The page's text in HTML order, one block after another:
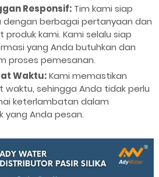
Responsif:Tim kami siap
berbagai pertanyaan dan
kami. Kami selalu siap
yang Anda butuhkan dan
proses pemesanan.
Waktu:Kami memastikan
sehingga Anda tidak perlu
keterlambatan dalam
yang Anda pesan.